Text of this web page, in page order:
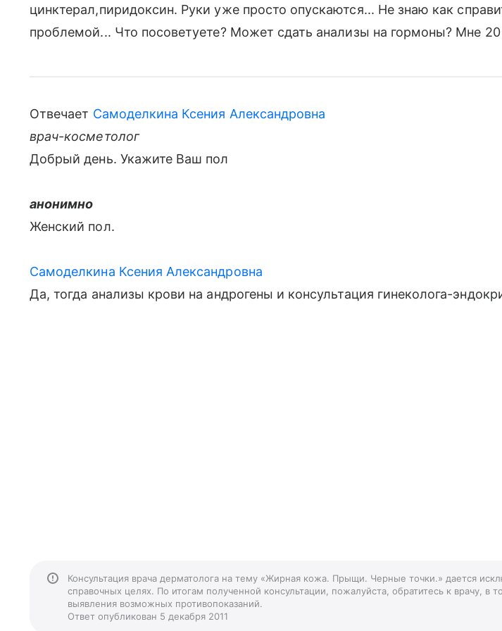
цинктерал,пиридоксин. Руки уже просто опускаются... Не знаю как
проблемой... Что посоветуете? Может сдать анализы на гормоны? Мне 20
Отвечает Самоделкина Ксения Александровна
врач-косметолог
Добрый день. Укажите Ваш пол
анонимно
Женский пол.
Самоделкина Ксения Александровна
Да, тогда анализы крови на андрогены и консультация гинеколога-
Консультация врача дерматолога на тему «Жирная кожа. Прыщи. Черные точки.» дается
справочных целях. По итогам полученной консультации, пожалуйста, обратитесь к врачу, в
выявления возможных противопоказаний.
Ответ опубликован 5 декабря 2011